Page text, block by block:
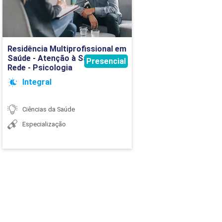
120
40
20
20
Residência Multiprofissional em
Saúde - Atenção à Saúde em
Rede - Psicologia
Integral
Presencial
Ciências da Saúde
Especialização
Detalhes do curso
Ir para Inscrição